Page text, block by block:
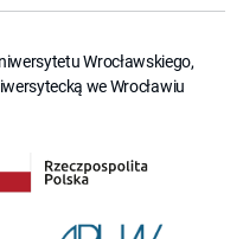
Wrocławskiego,
we Wrocławiu